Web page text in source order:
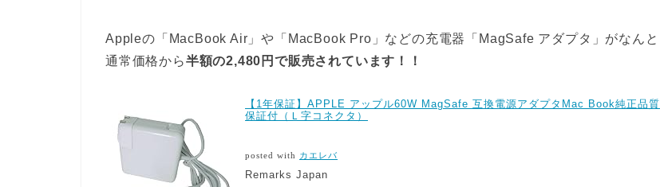
Appleの「MacBook Air」や「MacBook Pro」などの充電器「MagSafe アダプタ」がなんと
通常価格から半額の2,480円で販売されています！！
【1年保証】APPLE アップル60W MagSafe 互換電源アダプタMac Book純正品質
保証付（Ｌ字コネクタ）
posted with カエレバ
Remarks Japan